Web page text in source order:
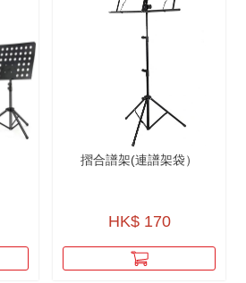
摺合譜架(連譜架袋）
HK$ 170